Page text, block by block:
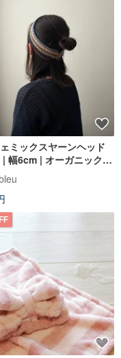
ミックスヤーンヘッド
| 幅6cm | オーガニックコ